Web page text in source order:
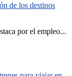
de los destinos
por el empleo...